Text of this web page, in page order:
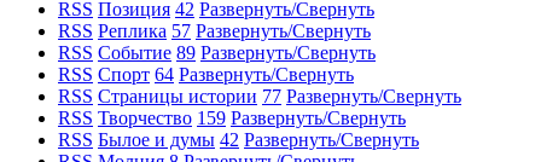
RSS Позиция 42 Развернуть/Свернуть
RSS Реплика 57 Развернуть/Свернуть
RSS Событие 89 Развернуть/Свернуть
RSS Спорт 64 Развернуть/Свернуть
RSS Страницы истории 77 Развернуть/Свернуть
RSS Творчество 159 Развернуть/Свернуть
RSS Былое и думы 42 Развернуть/Свернуть